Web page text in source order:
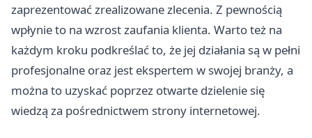
zaprezentować zrealizowane zlecenia. Z pewnością
wpłynie to na wzrost zaufania klienta. Warto też na
każdym kroku podkreślać to, że jej działania są w pełni
profesjonalne oraz jest ekspertem w swojej branży, a
można to uzyskać poprzez otwarte dzielenie się
wiedzą za pośrednictwem strony internetowej.